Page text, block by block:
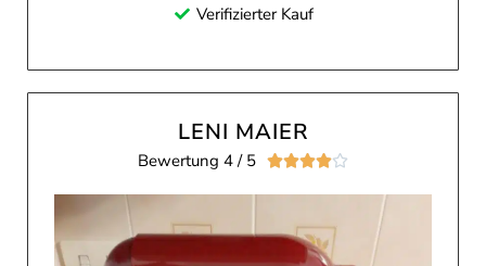
Verifizierter Kauf
LENI MAIER
Bewertung 4 / 5 